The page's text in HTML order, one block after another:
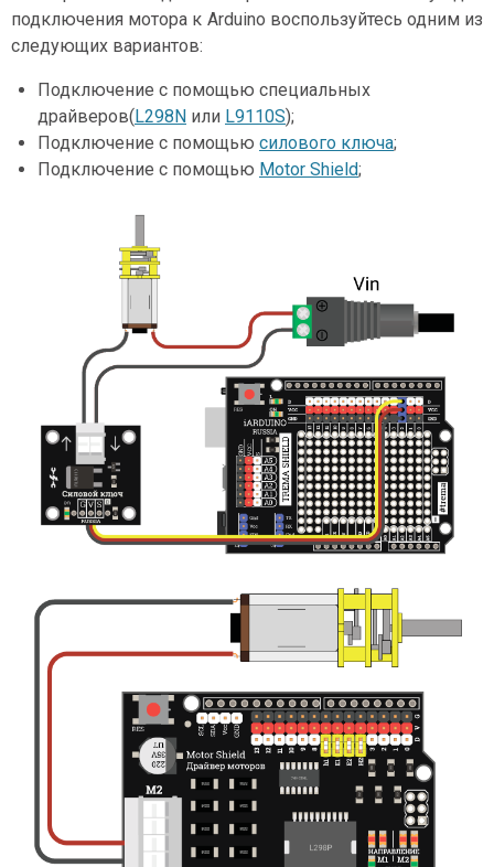
подключения мотора к Arduino воспользуйтесь одним из
следующих вариантов:
Подключение с помощью специальных
драйверов(L298N или L9110S);
Подключение с помощью силового ключа;
Подключение с помощью Motor Shield;